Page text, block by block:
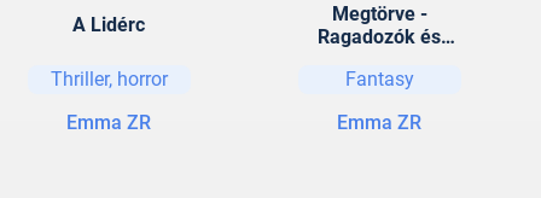
A Lidérc
Thriller, horror
Emma ZR
Megtörve -
Ragadozók és
Fantasy
Emma ZR